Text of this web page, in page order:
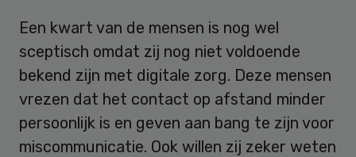
Een kwart van de mensen is nog wel
sceptisch omdat zij nog niet voldoende
bekend zijn met digitale zorg. Deze mensen
vrezen dat het contact op afstand minder
persoonlijk is en geven aan bang te zijn voor
miscommunicatie. Ook willen zij zeker weten